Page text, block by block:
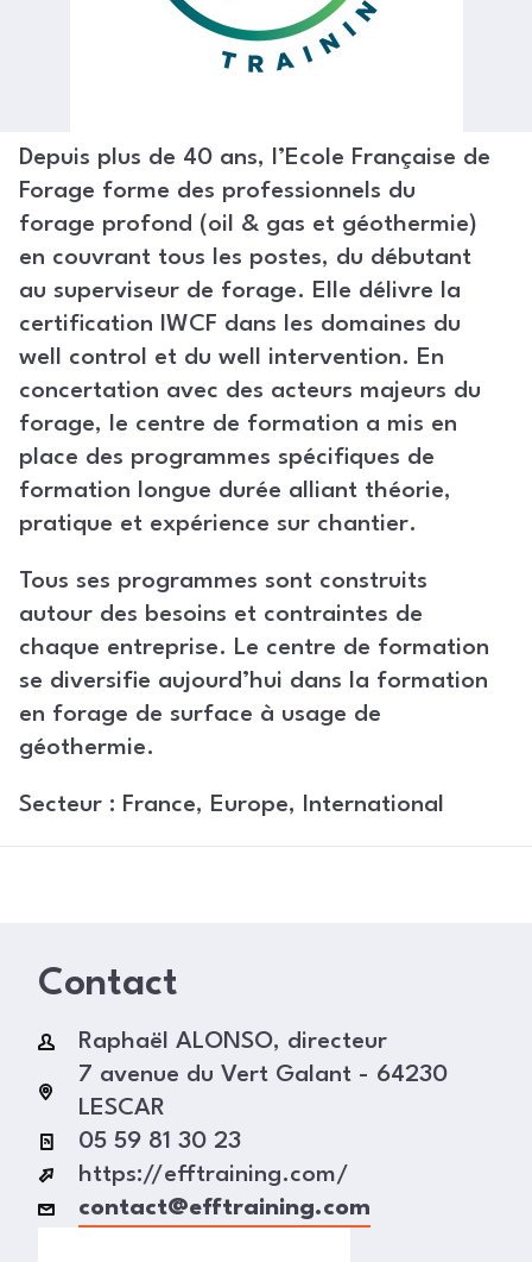
Depuis plus de 40 ans, l’Ecole Française de
Forage forme des professionnels du
forage profond (oil & gas et géothermie)
en couvrant tous les postes, du débutant
au superviseur de forage. Elle délivre la
certification IWCF dans les domaines du
well control et du well intervention. En
concertation avec des acteurs majeurs du
forage, le centre de formation a mis en
place des programmes spécifiques de
formation longue durée alliant théorie,
pratique et expérience sur chantier.
Tous ses programmes sont construits
autour des besoins et contraintes de
chaque entreprise. Le centre de formation
se diversifie aujourd’hui dans la formation
en forage de surface à usage de
géothermie.
Secteur : France, Europe, International
Contact
Raphaël ALONSO, directeur
7 avenue du Vert Galant - 64230
LESCAR
05 59 81 30 23
https://efftraining.com/
contact@efftraining.com